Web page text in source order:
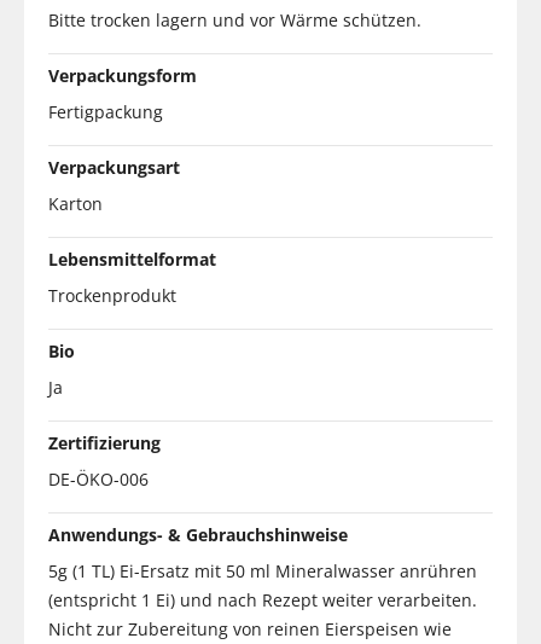
Bitte trocken lagern und vor Wärme schützen.
Verpackungsform
Fertigpackung
Verpackungsart
Karton
Lebensmittelformat
Trockenprodukt
Bio
Ja
Zertifizierung
DE-ÖKO-006
Anwendungs- & Gebrauchshinweise
5g (1 TL) Ei-Ersatz mit 50 ml Mineralwasser anrühren
(entspricht 1 Ei) und nach Rezept weiter verarbeiten.
Nicht zur Zubereitung von reinen Eierspeisen wie